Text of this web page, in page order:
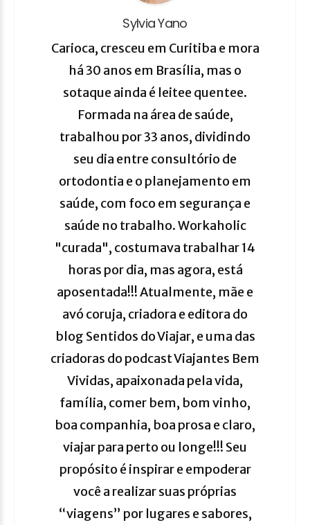
Sylvia Yano
Carioca, cresceu em Curitiba e mora
há 30 anos em Brasília, mas o
sotaque ainda é leitee quentee.
Formada na área de saúde,
trabalhou por 33 anos, dividindo
seu dia entre consultório de
ortodontia e o planejamento em
saúde, com foco em segurança e
saúde no trabalho. Workaholic
"curada", costumava trabalhar 14
horas por dia, mas agora, está
aposentada!!! Atualmente, mãe e
avó coruja, criadora e editora do
blog Sentidos do Viajar, e uma das
criadoras do podcast Viajantes Bem
Vividas, apaixonada pela vida,
família, comer bem, bom vinho,
boa companhia, boa prosa e claro,
viajar para perto ou longe!!! Seu
propósito é inspirar e empoderar
você a realizar suas próprias
“viagens” por lugares e sabores,